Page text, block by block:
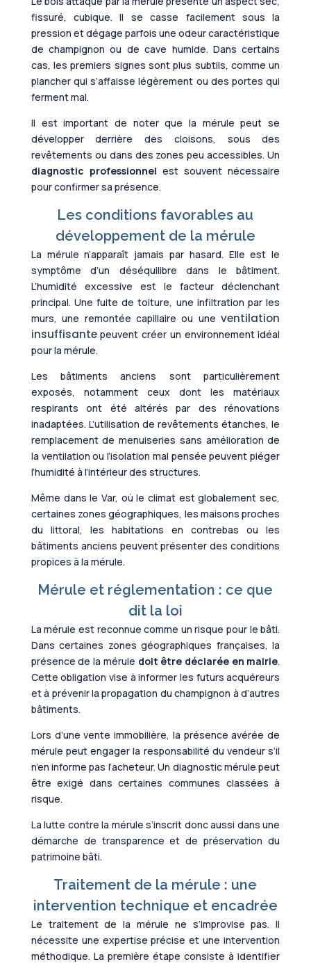
fissuré, cubique. Il se casse facilement sous la
pression et dégage parfois une odeur caractéristique
de champignon ou de cave humide. Dans certains
cas, les premiers signes sont plus subtils, comme un
plancher qui s’affaisse légèrement ou des portes qui
ferment mal.
Il est important de noter que la mérule peut se
développer derrière des cloisons, sous des
revêtements ou dans des zones peu accessibles. Un
diagnostic professionnel est souvent nécessaire
pour confirmer sa présence.
Les conditions favorables au
développement de la mérule
La mérule n’apparaît jamais par hasard. Elle est le
symptôme d’un déséquilibre dans le bâtiment.
L’humidité excessive est le facteur déclenchant
principal. Une fuite de toiture, une infiltration par les
murs, une remontée capillaire ou uneventilation
insuffisantepeuvent créer un environnement idéal
pour la mérule.
Les bâtiments anciens sont particulièrement
exposés, notamment ceux dont les matériaux
respirants ont été altérés par des rénovations
inadaptées. L’utilisation de revêtements étanches, le
remplacement de menuiseries sans amélioration de
la ventilation ou l’isolation mal pensée peuvent piéger
l’humidité à l’intérieur des structures.
Même dans le Var, où le climat est globalement sec,
certaines zones géographiques, les maisons proches
du littoral, les habitations en contrebas ou les
bâtiments anciens peuvent présenter des conditions
propices à la mérule.
Mérule et réglementation : ce que
dit la loi
La mérule est reconnue comme un risque pour le bâti.
Dans certaines zones géographiques françaises, la
présence de la mérule doit être déclarée en mairie.
Cette obligation vise à informer les futurs acquéreurs
et à prévenir la propagation du champignon à d’autres
bâtiments.
Lors d’une vente immobilière, la présence avérée de
mérule peut engager la responsabilité du vendeur s’il
n’en informe pas l’acheteur. Un diagnostic mérule peut
être exigé dans certaines communes classées à
risque.
La lutte contre la mérule s’inscrit donc aussi dans une
démarche de transparence et de préservation du
patrimoine bâti.
Traitement de la mérule : une
intervention technique et encadrée
Le traitement de la mérule ne s’improvise pas. Il
nécessite une expertise précise et une intervention
méthodique. La première étape consiste à identifier